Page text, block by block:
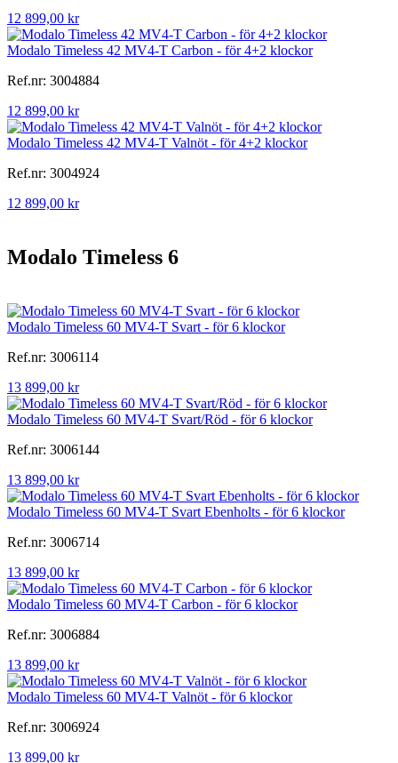
12 899,00 kr
Modalo Timeless 42 MV4-T Carbon - för 4+2 klockor
Ref.nr: 3004884
12 899,00 kr
Modalo Timeless 42 MV4-T Valnöt - för 4+2 klockor
Ref.nr: 3004924
12 899,00 kr
Modalo Timeless 6
Modalo Timeless 60 MV4-T Svart - för 6 klockor
Ref.nr: 3006114
13 899,00 kr
Modalo Timeless 60 MV4-T Svart/Röd - för 6 klockor
Ref.nr: 3006144
13 899,00 kr
Modalo Timeless 60 MV4-T Svart Ebenholts - för 6 klockor
Ref.nr: 3006714
13 899,00 kr
Modalo Timeless 60 MV4-T Carbon - för 6 klockor
Ref.nr: 3006884
13 899,00 kr
Modalo Timeless 60 MV4-T Valnöt - för 6 klockor
Ref.nr: 3006924
13 899,00 kr